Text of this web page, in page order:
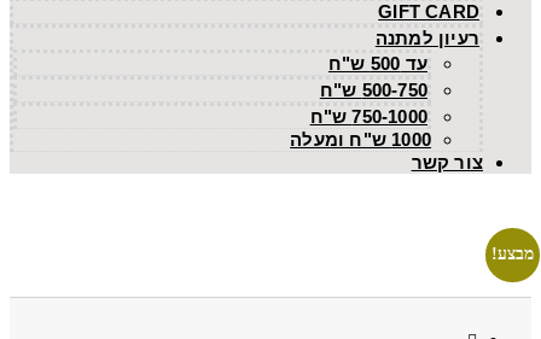
GIFT CARD
רעיון למתנה
עד 500 ש"ח
500-750 ש"ח
750-1000 ש"ח
1000 ש"ח ומעלה
צור קשר
מבצע!